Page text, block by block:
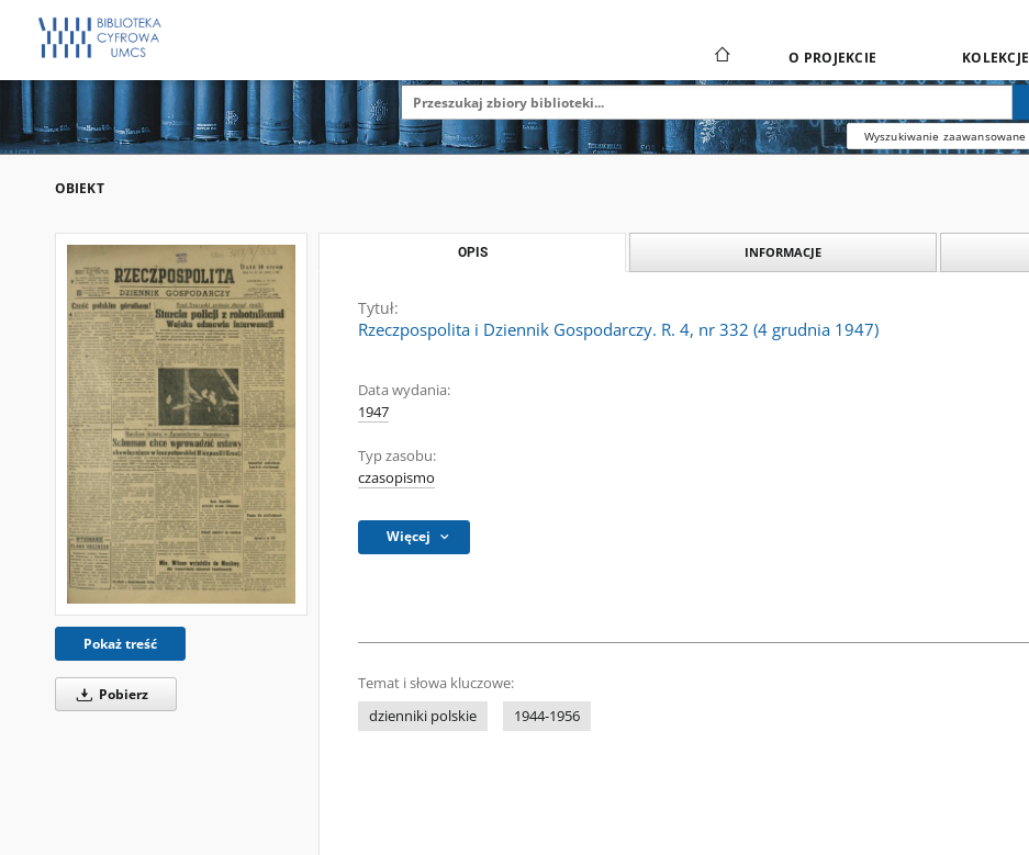
O PROJEKCIE KOLEKCJE
Wyszukiwanie zaawansowane
OBIEKT
Pokaż treść
Pobierz
OPIS INFORMACJE
Tytuł:
Rzeczpospolita i Dziennik Gospodarczy. R. 4, nr 332 (4 grudnia 1947)
Data wydania:
1947
Typ zasobu:
czasopismo
Więcej
Temat i słowa kluczowe:
dzienniki polskie
1944-1956